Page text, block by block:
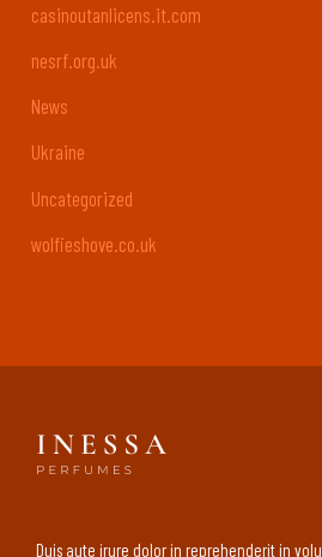
casinoutanlicens.it.com
nesrf.org.uk
News
Ukraine
Uncategorized
wolfieshove.co.uk
Duis aute irure dolor in reprehenderit in